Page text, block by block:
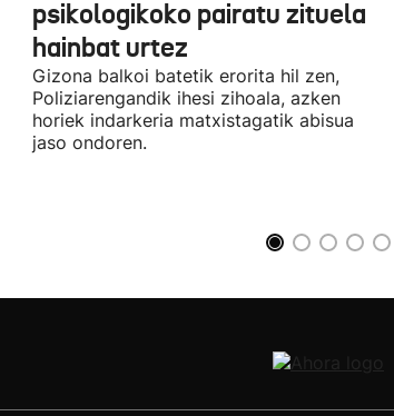
psikologikoko pairatu zituela
hainbat urtez
Gizona balkoi batetik erorita hil zen,
Poliziarengandik ihesi zihoala, azken
horiek indarkeria matxistagatik abisua
jaso ondoren.